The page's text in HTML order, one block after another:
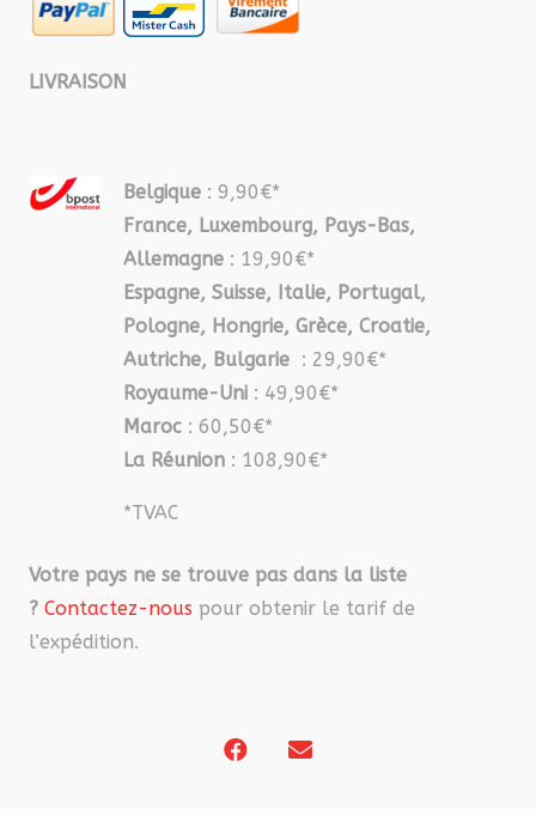
LIVRAISON
Belgique : 9,90€*
France, Luxembourg, Pays-Bas,
Allemagne : 19,90€*
Espagne, Suisse, Italie, Portugal,
Pologne, Hongrie, Grèce, Croatie,
Autriche, Bulgarie : 29,90€*
Royaume-Uni : 49,90€*
Maroc : 60,50€*
La Réunion : 108,90€*
*TVAC
Votre pays ne se trouve pas dans la liste
? Contactez-nous pour obtenir le tarif de
l’expédition.